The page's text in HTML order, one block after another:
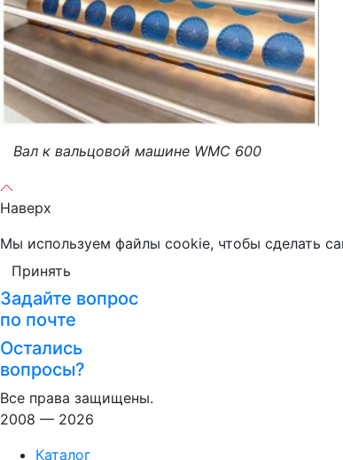
Вал к вальцовой машине WMC 600
Наверх
Мы используем файлы cookie, чтобы сделать
Принять
Задайте вопрос
по почте
Остались
вопросы?
Все права защищены.
2008 — 2026
Каталог